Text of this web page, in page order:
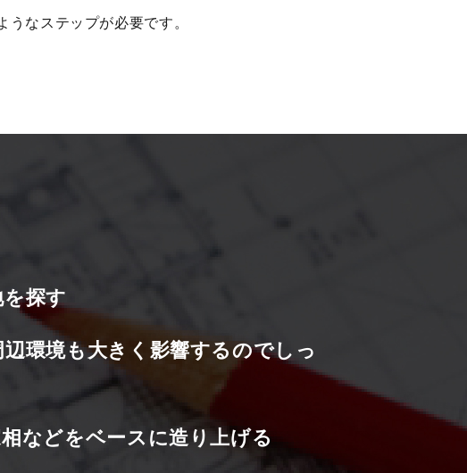
なステップが必要です。
探す
環境も大きく影響するのでしっ
などをベースに造り上げる